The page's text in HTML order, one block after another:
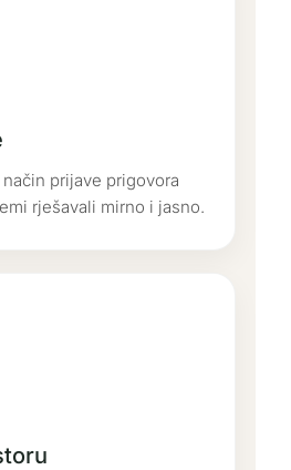
prijave prigovora
rješavali mirno i jasno.